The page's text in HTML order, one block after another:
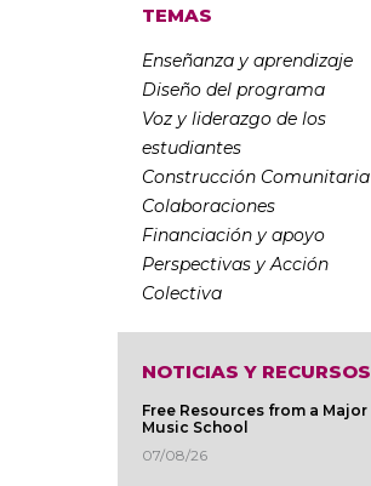
TEMAS
Enseñanza y aprendizaje
Diseño del programa
Voz y liderazgo de los
estudiantes
Construcción Comunitaria
Colaboraciones
Financiación y apoyo
Perspectivas y Acción
Colectiva
NOTICIAS Y RECURSOS
Free Resources from a Major
Music School
07/08/26